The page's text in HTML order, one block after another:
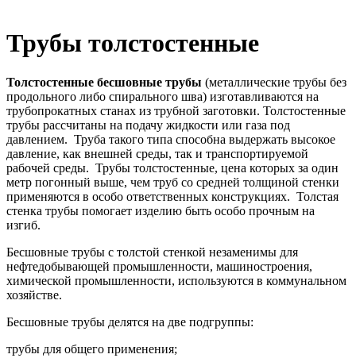
Трубы толстостенные
Толстостенные бесшовные трубы (металлические трубы без
продольного либо спирального шва) изготавливаются на
трубопрокатных станах из трубной заготовки. Толстостенные
трубы рассчитаны на подачу жидкости или газа под
давлением. Труба такого типа способна выдержать высокое
давление, как внешней среды, так и транспортируемой
рабочей среды. Трубы толстостенные, цена которых за один
метр погонный выше, чем труб со средней толщиной стенки
применяются в особо ответственных конструкциях. Толстая
стенка трубы помогает изделию быть особо прочным на
изгиб.
Бесшовные трубы с толстой стенкой незаменимы для
нефтедобывающей промышленности, машиностроения,
химической промышленности, используются в коммунальном
хозяйстве.
Бесшовные трубы делятся на две подгруппы:
трубы для общего применения;